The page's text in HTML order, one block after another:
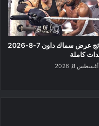
نتائج عرض سماك داون 7-8-2026
كاملة
أغسطس 8, 2026